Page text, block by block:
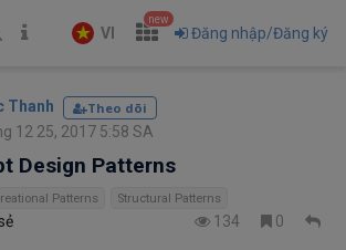
VI
new
Đăng nhập/Đăng ký
Thanh Theo dõi
12 25, 2017 5:58 SA
Design Patterns
Patterns Structural Patterns
134 0